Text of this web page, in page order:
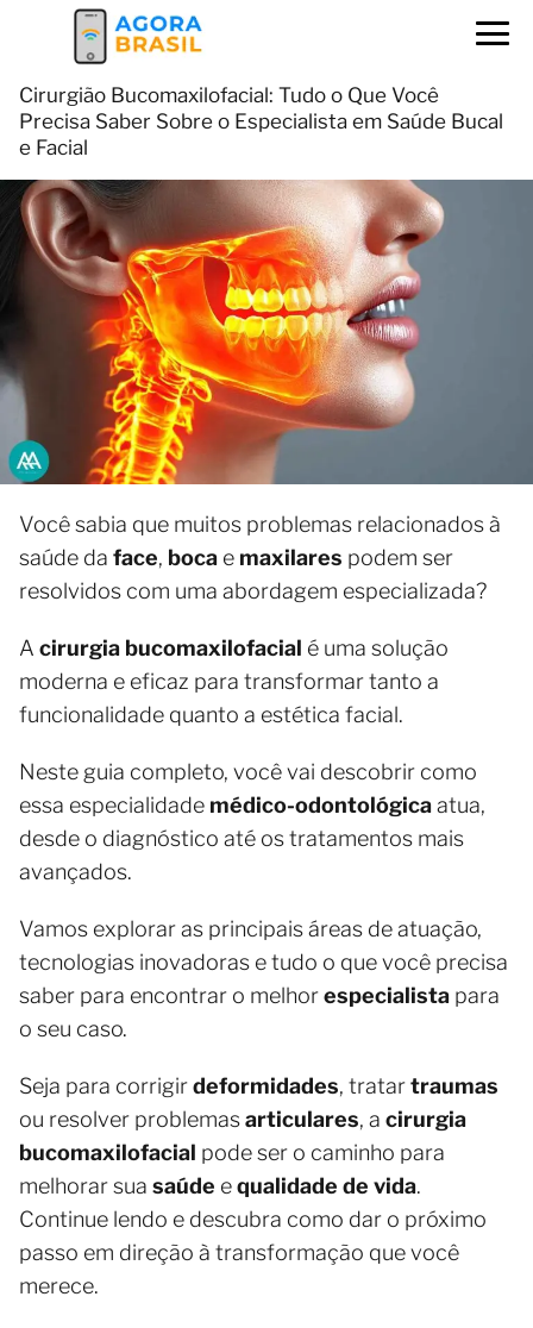
Cirurgião Bucomaxilofacial: Tudo o Que Você
Precisa Saber Sobre o Especialista em Saúde Bucal
e Facial
Você sabia que muitos problemas relacionados à
saúde da face, boca e maxilares podem ser
resolvidos com uma abordagem especializada?
A cirurgia bucomaxilofacial é uma solução
moderna e eficaz para transformar tanto a
funcionalidade quanto a estética facial.
Neste guia completo, você vai descobrir como
essa especialidade médico-odontológicaatua,
desde o diagnóstico até os tratamentos mais
avançados.
Vamos explorar as principais áreas de atuação,
tecnologias inovadoras e tudo o que você precisa
saber para encontrar o melhorespecialista para
o seu caso.
Seja para corrigirdeformidades, tratartraumas
ou resolver problemasarticulares, a cirurgia
bucomaxilofacial pode ser o caminho para
melhorar sua saúde equalidade de vida.
Continue lendo e descubra como dar o próximo
passo em direção à transformação que você
merece.